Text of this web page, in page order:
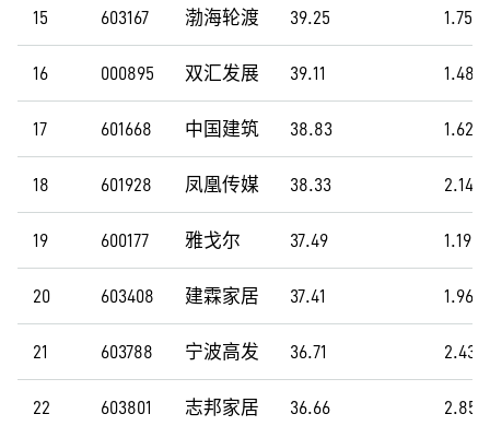
15 603167 渤海轮渡 39.25 1.75
16 000895 双汇发展 39.11 1.48
17 601668 中国建筑 38.83 1.62
18 601928 凤凰传媒 38.33 2.14
19 600177 雅戈尔 37.49 1.19
20 603408 建霖家居 37.41 1.96
21 603788 宁波高发 36.71 2.43
22 603801 志邦家居 36.66 2.85